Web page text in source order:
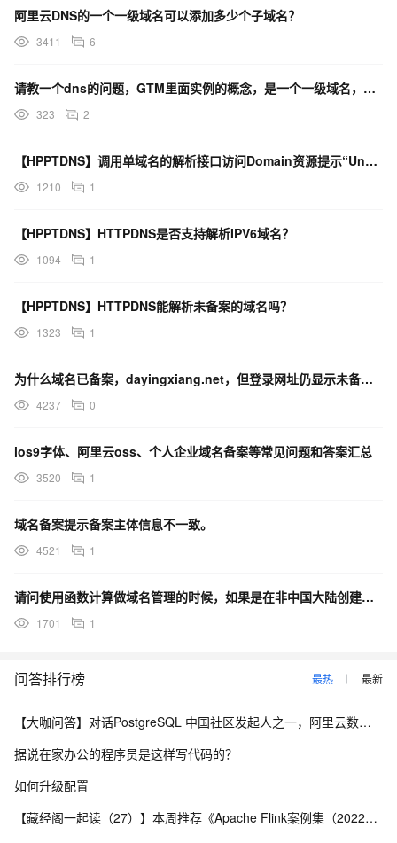
阿里云DNS的一个一级域名可以添加多少个子域名？
3411 6
请教一个dns的问题，GTM里面实例的概念，是一个一级域名，还是一个二级域名呀？
323 2
【HPPTDNS】调用单域名的解析接口访问Domain资源提示“UnsignedInterfaceD
1210 1
【HPPTDNS】HTTPDNS是否支持解析IPV6域名？
1094 1
【HPPTDNS】HTTPDNS能解析未备案的域名吗？
1323 1
为什么域名已备案，dayingxiang.net，但登录网址仍显示未备案？
4237 0
ios9字体、阿里云oss、个人企业域名备案等常见问题和答案汇总
3520 1
域名备案提示备案主体信息不一致。
4521 1
请问使用函数计算做域名管理的时候，如果是在非中国大陆创建的，也需要备案吗
1701 1
问答排行榜 最热 最新
【大咖问答】对话PostgreSQL 中国社区发起人之一，阿里云数据库高级专家 德哥
据说在家办公的程序员是这样写代码的？
如何升级配置
【藏经阁一起读（27）】本周推荐《Apache Flink案例集（2022版）》，你有哪些心得？